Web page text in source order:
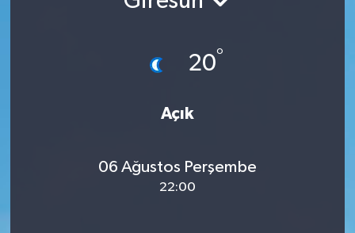
20°
Açık
06 Ağustos Perşembe
22:00